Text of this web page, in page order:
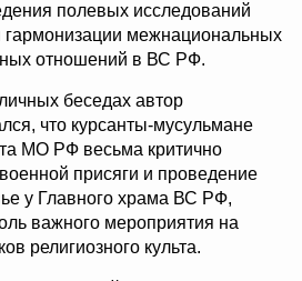
полевых исследований
межнациональных
отношений в ВС РФ.
беседах автор
что курсанты-мусульмане
МО РФ весьма критично
присяги и проведение
у Главного храма ВС РФ,
важного мероприятия на
религиозного культа.